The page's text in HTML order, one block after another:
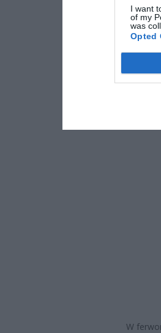
I want
of my
was
Opted
7
W